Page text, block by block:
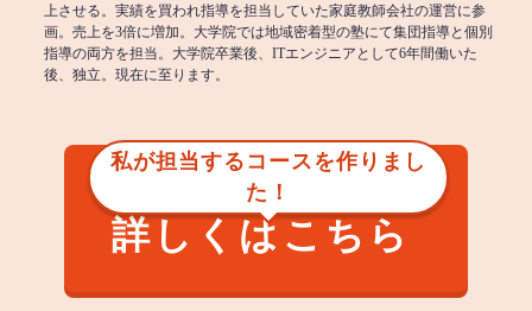
上させる。実績を買われ指導を担当していた家庭教師会社の運営に参
画。売上を3倍に増加。大学院では地域密着型の塾にて集団指導と個別
指導の両方を担当。大学院卒業後、ITエンジニアとして6年間働いた
後、独立。現在に至ります。
私が担当するコースを作りまし
た！
詳しくはこちら